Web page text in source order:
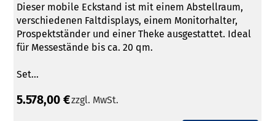
Dieser mobile Eckstand ist mit einem Abstellraum,
verschiedenen Faltdisplays, einem Monitorhalter,
Prospektständer und einer Theke ausgestattet. Ideal
für Messestände bis ca. 20 qm.
Set...
5.578,00 €zzgl. MwSt.